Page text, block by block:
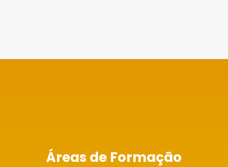
Áreas de Formação